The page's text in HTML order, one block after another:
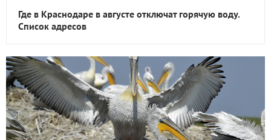
Где в Краснодаре в августе отключат горячую воду.
Список адресов